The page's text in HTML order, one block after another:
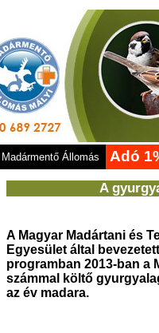
Madármentő Állomás Adó
A
A Magyar Madártani és
Egyesület által
programban 2013-ban a
számmal költő
az év madara.